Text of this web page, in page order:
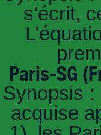
s’écrit,
Paris-SG
Synopsis :
acquise